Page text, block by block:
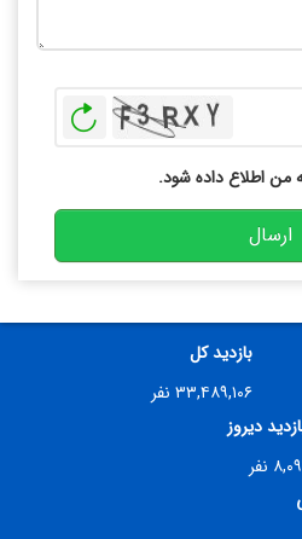
من اطلاع داده شود.
ارسال
بازدید کل
۳۳,۴۸۹,۱۰۶ نفر
دیروز
نفر